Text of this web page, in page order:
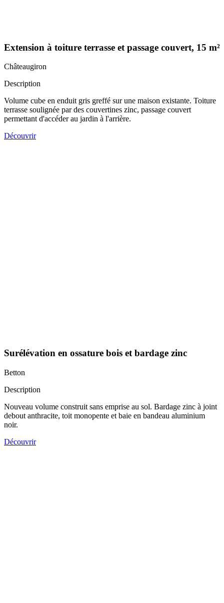
Extension à toiture terrasse et passage couvert, 15 m²
Châteaugiron
Description
Volume cube en enduit gris greffé sur une maison existante. Toiture
terrasse soulignée par des couvertines zinc, passage couvert
permettant d'accéder au jardin à l'arrière.
Découvrir
Surélévation en ossature bois et bardage zinc
Betton
Description
Nouveau volume construit sans emprise au sol. Bardage zinc à joint
debout anthracite, toit monopente et baie en bandeau aluminium
noir.
Découvrir